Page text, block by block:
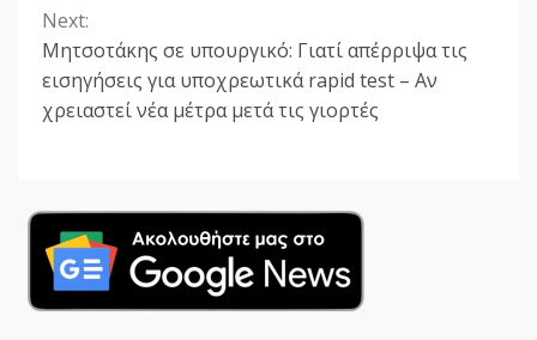
Next:
Μητσοτάκης σε υπουργικό: Γιατί απέρριψα τις
εισηγήσεις για υποχρεωτικά rapid test – Αν
χρειαστεί νέα μέτρα μετά τις γιορτές